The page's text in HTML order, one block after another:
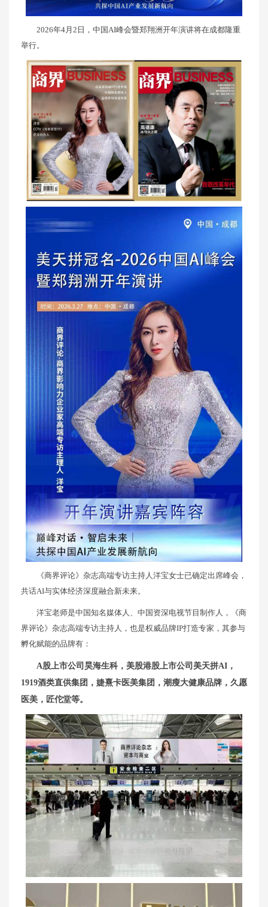
2026年4月2日，中国AI峰会暨郑翔洲开年演讲将在成都隆重
举行。
《商界评论》杂志高端专访主持人洋宝女士已确定出席峰会，
共话AI与实体经济深度融合新未来。
洋宝老师是中国知名媒体人、中国资深电视节目制作人，《商
界评论》杂志高端专访主持人，也是权威品牌IP打造专家，其参与
孵化赋能的品牌有：
A股上市公司昊海生科，美股港股上市公司美天拼AI，
1919酒类直供集团，婕熹卡医美集团，潮瘦大健康品牌，久愿
医美，匠佗堂等。